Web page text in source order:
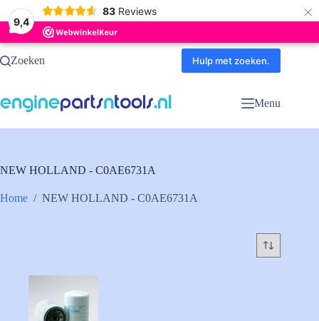
9,4
83 Reviews ×
Ga
naarZoeken Hulp met zoeken.
Menu
NEW HOLLAND - C0AE6731A
Home / NEW HOLLAND - C0AE6731A